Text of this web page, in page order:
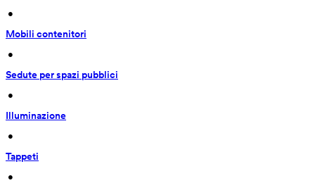
•
Mobili contenitori
•
Sedute per spazi pubblici
•
Illuminazione
•
Tappeti
•